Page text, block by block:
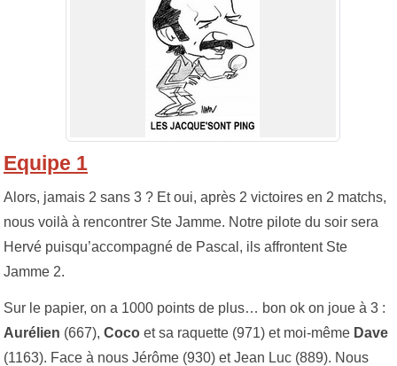
Equipe 1
Alors, jamais 2 sans 3 ? Et oui, après 2 victoires en 2 matchs,
nous voilà à rencontrer Ste Jamme. Notre pilote du soir sera
Hervé puisqu’accompagné de Pascal, ils affrontent Ste
Jamme 2.
Sur le papier, on a 1000 points de plus… bon ok on joue à 3 :
Aurélien (667), Coco et sa raquette (971) et moi-même Dave
(1163). Face à nous Jérôme (930) et Jean Luc (889). Nous